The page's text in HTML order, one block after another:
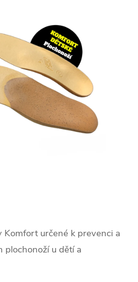
Komfort určené k prevenci a
plochonoží u dětí a